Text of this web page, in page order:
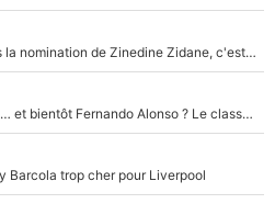
Equipe de France : 10 jours après la nomination de Zinedine Zidane, c'est au tour de son fils de prendre un nouveau départ !
Max Verstappen, Lewis Hamilton… et bientôt Fernando Alonso ? Le classement des pilotes les mieux payés en Formule 1 risque de changer !
Barcola trop cher pour Liverpool